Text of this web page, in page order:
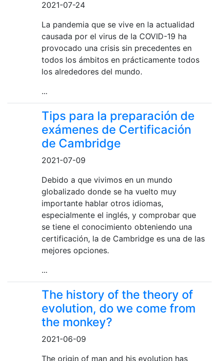
2021-07-24
La pandemia que se vive en la actualidad
causada por el virus de la COVID-19 ha
provocado una crisis sin precedentes en
todos los ámbitos en prácticamente todos
los alrededores del mundo.
...
Tips para la preparación de
exámenes de Certificación
de Cambridge
2021-07-09
Debido a que vivimos en un mundo
globalizado donde se ha vuelto muy
importante hablar otros idiomas,
especialmente el inglés, y comprobar que
se tiene el conocimiento obteniendo una
certificación, la de Cambridge es una de las
mejores opciones.
...
The history of the theory of
evolution, do we come from
the monkey?
2021-06-09
The origin of man and his evolution has